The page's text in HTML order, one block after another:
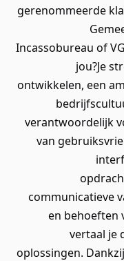
gerenommeerde
Incassobureau of
jou?Je
ontwikkelen, een
verantwoordelijk
van
communicatieve
en behoeften
vertaal je
oplossingen.